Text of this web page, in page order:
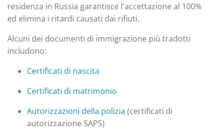
residenza in Russia garantisce l'accettazione al 100%
ed elimina i ritardi causati dai rifiuti.
Alcuni dei documenti di immigrazione più tradotti
includono:
Certificati di nascita
Certificati di matrimonio
Autorizzazioni della polizia (certificati di
autorizzazione SAPS)